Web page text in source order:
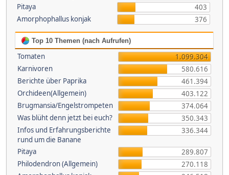
Pitaya
403
Amorphophallus konjak
376
Top 10 Themen (nach Aufrufen)
Tomaten
1.099.304
Karnivoren
580.616
Berichte über Paprika
461.394
Orchideen(Allgemein)
403.122
Brugmansia/Engelstrompeten
374.064
Was blüht denn jetzt bei euch?
350.343
Infos und Erfahrungsberichte
rund um die Banane
336.344
Pitaya
289.807
Philodendron (Allgemein)
270.118